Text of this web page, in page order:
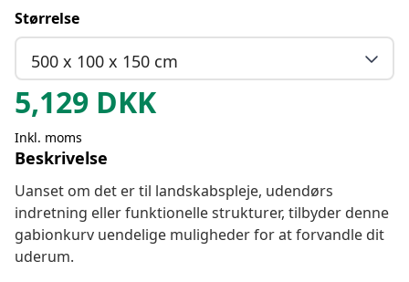
Størrelse
500 x 100 x 150 cm
5,129 DKK
Inkl. moms
Beskrivelse
Uanset om det er til landskabspleje, udendørs
indretning eller funktionelle strukturer, tilbyder denne
gabionkurv uendelige muligheder for at forvandle dit
uderum.